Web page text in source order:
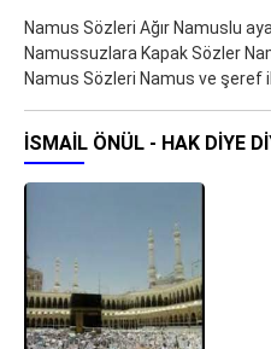
Namus Sözleri Ağır Namuslu
Namussuzlara Kapak Sözler
Namus Sözleri Namus ve şeref
İSMAIL ÖNÜL - HAK DIYE